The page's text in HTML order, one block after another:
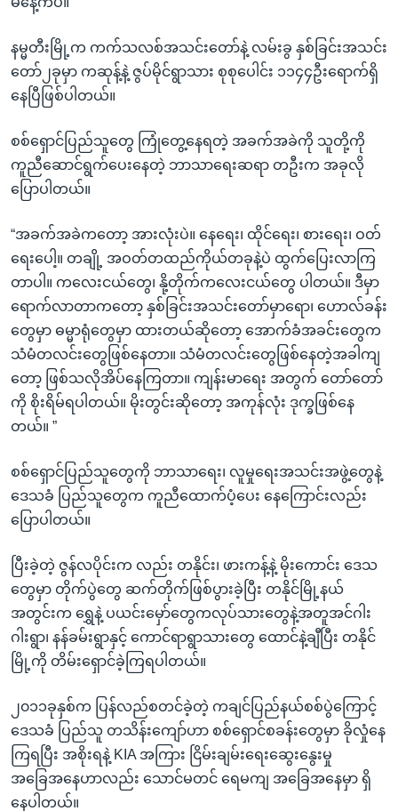
နမ္မတီးမြို့က ကက်သလစ်အသင်းတော်နဲ့ လမ်းခွ နှစ်ခြင်းအသင်း
တော်၂ခုမှာ ကဆုန့်နဲ့ ဇွပ်မိုင်ရွာသား စုစုပေါင်း ၁၁၄၄ဦးရောက်ရှိ
နေပြီဖြစ်ပါတယ်။
စစ်ရှောင်ပြည်သူတွေ ကြုံတွေ့နေရတဲ့ အခက်အခဲကို သူတို့ကို
ကူညီဆောင်ရွက်ပေးနေတဲ့ ဘာသာရေးဆရာ တဦးက အခုလို
ပြောပါတယ်။
“အခက်အခဲကတော့ အားလုံးပဲ။ နေရေး၊ ထိုင်ရေး၊ စားရေး၊ ဝတ်
ရေးပေါ့။ တချို့ အဝတ်တထည်ကိုယ်တခုနဲ့ပဲ ထွက်ပြေးလာကြ
တာပါ။ ကလေးငယ်တွေ၊ နို့တိုက်ကလေးငယ်တွေ ပါတယ်။ ဒီမှာ
ရောက်လာတာကတော့ နှစ်ခြင်းအသင်းတော်မှာရော၊ ဟောလ်ခန်း
တွေမှာ ဓမ္မာရုံတွေမှာ ထားတယ်ဆိုတော့ အောက်ခံအခင်းတွေက
သံမံတလင်းတွေဖြစ်နေတာ။ သံမံတလင်းတွေဖြစ်နေတဲ့အခါကျ
တော့ ဖြစ်သလိုအိပ်နေကြတာ။ ကျန်းမာရေး အတွက် တော်တော်
ကို စိုးရိမ်ရပါတယ်။ မိုးတွင်းဆိုတော့ အကုန်လုံး ဒုက္ခဖြစ်နေ
တယ်။ ”
စစ်ရှောင်ပြည်သူတွေကို ဘာသာရေး၊ လူမှုရေးအသင်းအဖွဲ့တွေနဲ့
ဒေသခံ ပြည်သူတွေက ကူညီထောက်ပံ့ပေး နေကြောင်းလည်း
ပြောပါတယ်။
ပြီးခဲ့တဲ့ ဇွန်လပိုင်းက လည်း တနိုင်း၊ ဖားကန့်နဲ့ မိုးကောင်း ဒေသ
တွေမှာ တိုက်ပွဲတွေ ဆက်တိုက်ဖြစ်ပွားခဲ့ပြီး တနိုင်မြို့နယ်
အတွင်းက ရွှေနဲ့ ပယင်းမှော်တွေကလုပ်သားတွေနဲ့အတူအင်ဂါး
ဂါးရွာ၊ နန်ခမ်းရွာနှင့် ကောင်ရာရွာသားတွေ ထောင်နဲ့ချီပြီး တနိုင်
မြို့ကို တိမ်းရှောင်ခဲ့ကြရပါတယ်။
၂၀၁၁ခုနှစ်က ပြန်လည်စတင်ခဲ့တဲ့ ကချင်ပြည်နယ်စစ်ပွဲကြောင့်
ဒေသခံ ပြည်သူ တသိန်းကျော်ဟာ စစ်ရှောင်စခန်းတွေမှာ ခိုလှုံနေ
ကြရပြီး အစိုးရနဲ့ KIA အကြား ငြိမ်းချမ်းရေးဆွေးနွေးမှု
အခြေအနေဟာလည်း သောင်မတင် ရေမကျ အခြေအနေမှာ ရှိ
နေပါတယ်။